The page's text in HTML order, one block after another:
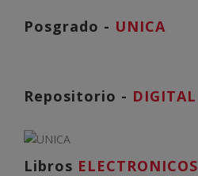
Posgrado - UNICA
Repositorio - DIGITAL
Libros ELECTRONICOS